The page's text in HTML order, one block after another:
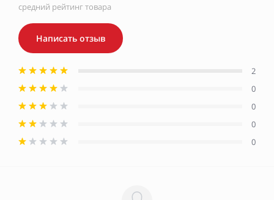
средний рейтинг товара
Написать отзыв
2
0
0
0
0